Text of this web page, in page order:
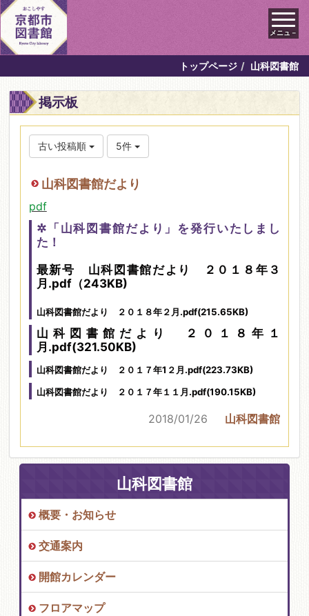
メニュ－
トップページ 山科図書館
掲示板
古い投稿順 5件
山科図書館だより
pdf
✲「山科図書館だより」を発行いたしまし
た！
最新号
山科図書館だより ２０１８年３
月.pdf（243KB)
山科図書館だより ２０１８年２月.pdf(215.65KB)
山科図書館だより ２０１８年１
月.pdf(321.50KB)
山科図書館だより ２０１７年1２月.pdf(223.73KB)
山科図書館だより ２０１７年１１月.pdf(190.15KB)
2018/01/26 山科図書館
山科図書館
概要・お知らせ
交通案内
開館カレンダー
フロアマップ